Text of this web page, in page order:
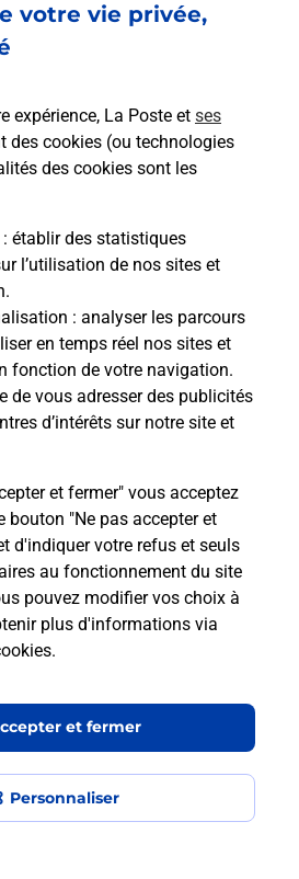
votre vie privée,
expérience, La Poste et ses
des cookies (ou technologies
des cookies sont les
: établir des statistiques
l’utilisation de nos sites et
: analyser les parcours
en temps réel nos sites et
fonction de votre navigation.
de vous adresser des publicités
d’intérêts sur notre site et
et fermer" vous acceptez
bouton "Ne pas accepter et
d'indiquer votre refus et seuls
au fonctionnement du site
pouvez modifier vos choix à
plus d'informations via
.
Personnaliser
et fermer
un
depuis un
une
?
participe-t-elle
au quotidien ?
code de la route
sous quelles
HAUTEFAGE LA TOUR
conforme